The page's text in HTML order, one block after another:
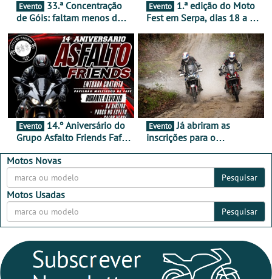
Evento
de Góis: faltam menos de
16 de agosto
Evento
Fest em Serpa, dias 18 a 20
duas rodas invade o Baixo
Alentejo
Evento
Grupo Asfalto Friends Fafe,
2026
Evento Já abriram as
inscrições para o
Motos Novas
Pesquisar
Motos Usadas
Pesquisar